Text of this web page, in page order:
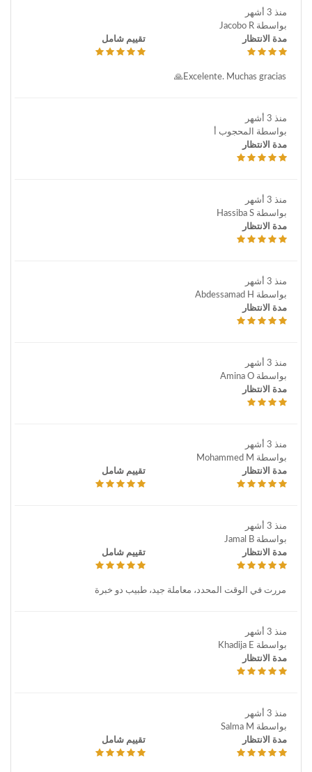
منذ 3 أشهر
بواسطة Jacobo R
مدة الانتظار
تقييم شامل
Excelente. Muchas gracias🙏
منذ 3 أشهر
بواسطة المحجوب أ
مدة الانتظار
منذ 3 أشهر
بواسطة Hassiba S
مدة الانتظار
منذ 3 أشهر
بواسطة Abdessamad H
مدة الانتظار
منذ 3 أشهر
بواسطة Amina O
مدة الانتظار
منذ 3 أشهر
بواسطة Mohammed M
مدة الانتظار
تقييم شامل
منذ 3 أشهر
بواسطة Jamal B
مدة الانتظار
تقييم شامل
مررت في الوقت المحدد، معاملة جيد، طبيب دو خبرة
منذ 3 أشهر
بواسطة Khadija E
مدة الانتظار
منذ 3 أشهر
بواسطة Salma M
مدة الانتظار
تقييم شامل